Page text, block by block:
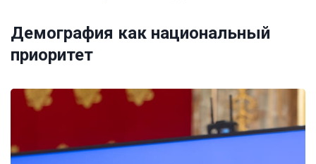
Демография как национальный
приоритет